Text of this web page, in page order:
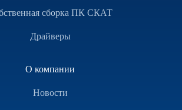
сборка ПК СКАТ
Драйверы
О компании
Новости